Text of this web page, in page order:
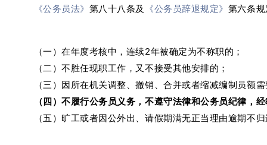
《公务员法》 第八十八条及 《公务员辞退规定》 第六条
（一）在年度考核中，连续2年被确定为不称职的；
（二）不胜任现职工作，又不接受其他安排的；
（三）因所在机关调整、撤销、合并或者缩减编制员额
（四）不履行公务员义务，不遵守法律和公务员纪律，
（五）旷工或者因公外出、请假期满无正当理由逾期不